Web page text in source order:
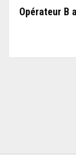
Opérateur B